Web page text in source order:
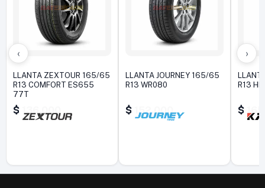
‹
LLANTA ZEXTOUR 165/65
R13 COMFORT ES655
77T
$
LLANTA JOURNEY 165/65
R13 WR080
$ 152.000
R13
$
›